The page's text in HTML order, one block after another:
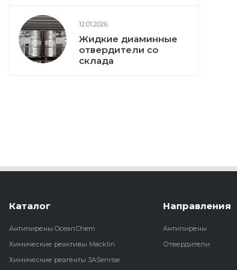
12.01.2026
Жидкие диаминные
отвердители со
склада
Каталог
Антипирены OceanСhem
Химические реактивы Macklin
Химические реагенты 3ASenrise
Направления
Антипирены
Отвердители